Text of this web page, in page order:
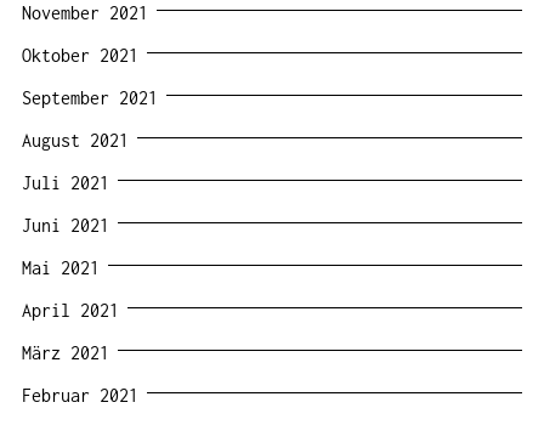
November 2021
Oktober 2021
September 2021
August 2021
Juli 2021
Juni 2021
Mai 2021
April 2021
März 2021
Februar 2021